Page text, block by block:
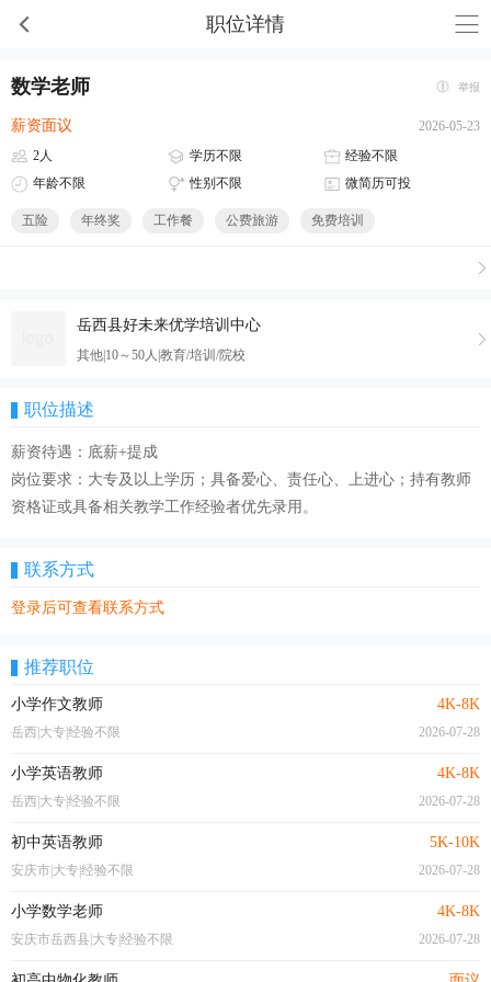
职位详情
数学老师 举报
薪资面议
2026-05-23
2人
学历不限
经验不限
年龄不限
性别不限 微简历可投
五险 年终奖 工作餐 公费旅游 免费培训
岳西县好未来优学培训中心
其他|10～50人|教育/培训/院校
职位描述
薪资待遇：底薪+提成
岗位要求：大专及以上学历；具备爱心、责任心、上进心；持有教师
资格证或具备相关教学工作经验者优先录用。
联系方式
登录后可查看联系方式
推荐职位
小学作文教师 4K-8K
岳西|大专|经验不限 2026-07-28
小学英语教师 4K-8K
岳西|大专|经验不限 2026-07-28
初中英语教师 5K-10K
安庆市|大专|经验不限 2026-07-28
小学数学老师 4K-8K
安庆市岳西县|大专|经验不限 2026-07-28